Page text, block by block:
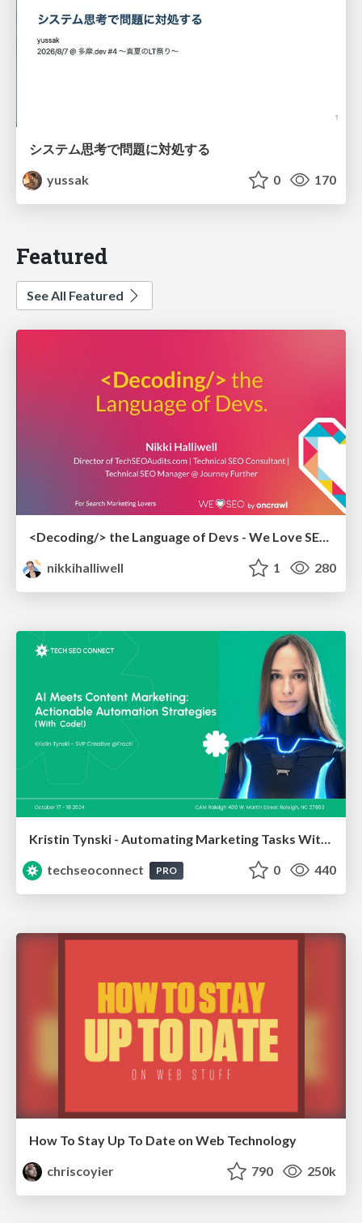
システム思考で問題に対処する
yussak
0 170
Featured
See All Featured
<Decoding/> the Language of Devs - We Love SEO 2024
nikkihalliwell
1 280
Kristin Tynski - Automating Marketing Tasks With AI
techseoconnect
PRO 0 440
How To Stay Up To Date on Web Technology
chriscoyier
790 250k